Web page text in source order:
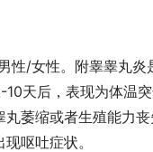
性/女性。附睾睾丸炎
天后，表现为体温
萎缩或者生殖能力
呕吐症状。